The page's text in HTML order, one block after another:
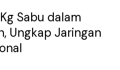
Sabu dalam
Ungkap Jaringan